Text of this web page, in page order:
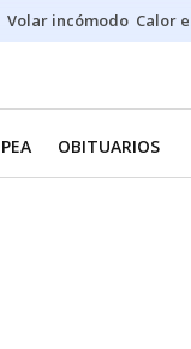
Volar incómodo Calor
OBITUARIOS